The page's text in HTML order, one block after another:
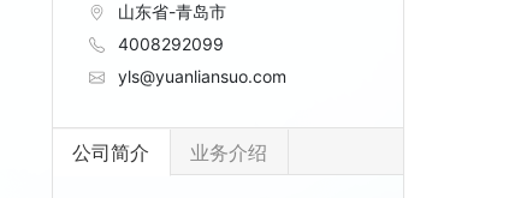
山东省-青岛市
4008292099
yls@yuanliansuo.com
公司简介 业务介绍